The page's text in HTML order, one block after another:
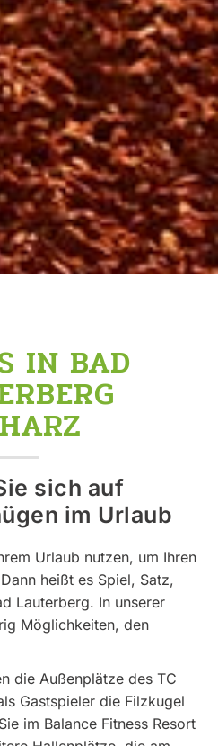
IN BAD
sich auf
im Urlaub
Urlaub nutzen, um Ihren
heißt es Spiel, Satz,
Lauterberg. In unserer
Möglichkeiten, den
die Außenplätze des TC
Gastspieler die Filzkugel
im Balance Fitness Resort